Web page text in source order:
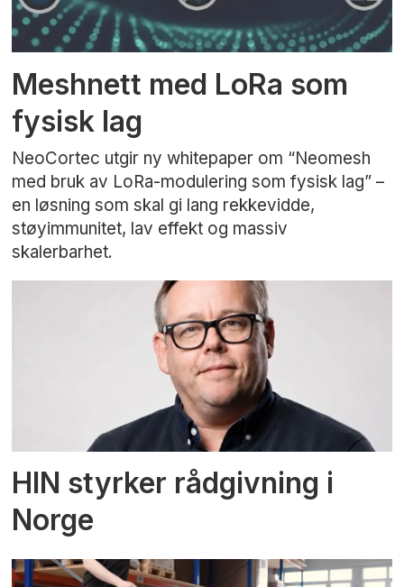
Meshnett med LoRa som
fysisk lag
NeoCortec utgir ny whitepaper om “Neomesh
med bruk av LoRa-modulering som fysisk lag” –
en løsning som skal gi lang rekkevidde,
støyimmunitet, lav effekt og massiv
skalerbarhet.
HIN styrker rådgivning i
Norge